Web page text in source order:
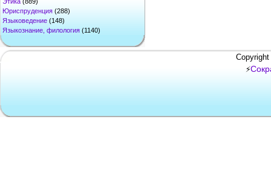
Юриспруденция (288)
Языковедение (148)
Языкознание, филология (1140)
⚡